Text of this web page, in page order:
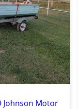
Johnson Motor